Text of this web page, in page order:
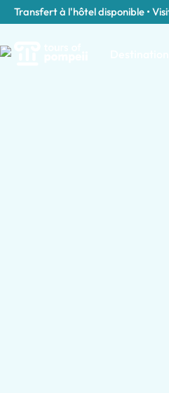
Transfert à l'hôtel disponible •